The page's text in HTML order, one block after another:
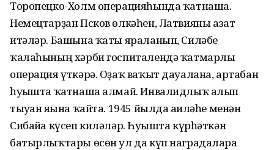
Торопецко-Холм операцияһында ҡатнаша.
Немецтарҙан Псков өлкәһен, Латвияны азат
итәләр. Башына ҡаты яраланып, Силәбе
ҡалаһының хәрби госпиталендә ҡатмарлы
операция үткәрә. Оҙаҡ ваҡыт дауалана, артабан
һуғышта ҡатнаша алмай. Инвалидлыҡ алып
тыуған яғына ҡайта. 1945 йылда ғаиләһе менән
Сибайға күсеп киләләр. Һуғышта күрһәткән
батырлыҡтары өсөн ул да күп наградаларға